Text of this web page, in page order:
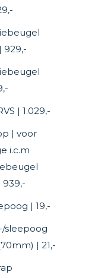
929,-
| 1.029,-
| voor
i.c.m
939,-
| 19,-
sleepoog
| 21,-